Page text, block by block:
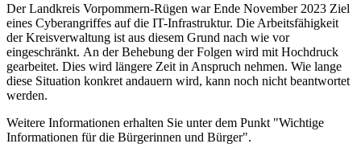
Der Landkreis Vorpommern-Rügen war Ende November 2023 Ziel
eines Cyberangriffes auf die IT-Infrastruktur. Die Arbeitsfähigkeit
der Kreisverwaltung ist aus diesem Grund nach wie vor
eingeschränkt. An der Behebung der Folgen wird mit Hochdruck
gearbeitet. Dies wird längere Zeit in Anspruch nehmen. Wie lange
diese Situation konkret andauern wird, kann noch nicht beantwortet
werden.
Weitere Informationen erhalten Sie unter dem Punkt "Wichtige
Informationen für die Bürgerinnen und Bürger".